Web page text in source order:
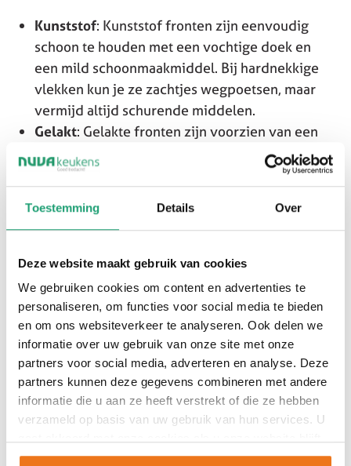
Toestemming Details Over
Deze website maakt gebruik van cookies
We gebruiken cookies om content en advertenties te
personaliseren, om functies voor social media te bieden
en om ons websiteverkeer te analyseren. Ook delen we
informatie over uw gebruik van onze site met onze
partners voor social media, adverteren en analyse. Deze
partners kunnen deze gegevens combineren met andere
informatie die u aan ze heeft verstrekt of die ze hebben
verzameld op basis van uw gebruik van hun services. U
gebruiken.
Kunststof: Kunststof fronten zijn eenvoudig
schoon te houden met een vochtige doek en
een mild schoonmaakmiddel. Bij hardnekkige
vlekken kun je ze zachtjes wegpoetsen, maar
vermijd altijd schurende middelen.
Gelakt: Gelakte fronten zijn voorzien van een
sterke laklaag die het oppervlak beschermt.
Gebruik een zachte doek en lauwwarm water
dat je na het schoonmaken alles goed droogt
Hout, massief of gefineerd: Houten fronten
hebben een natuurlijke charme, maar zijn
gevoelig voor vocht. Veeg altijd met de
nerfrichting mee en droog direct na met een
zachte doek. Het is belangrijk om de
luchtvochtigheid in je keuken stabiel te houden
(tussen 40-60%) om houtschade te
voorkomen.